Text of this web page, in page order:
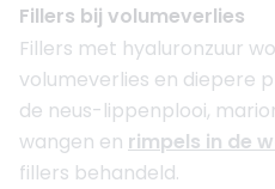
Fillers bij volumeverlies
Fillers met hyaluronzuur
volumeverlies en diepere
de neus-lippenplooi,
wangen en rimpels in de
fillers behandeld.